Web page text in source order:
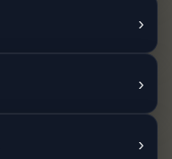
›
›
›